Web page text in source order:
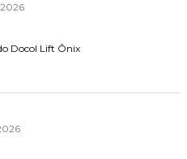
Docol Lift Ônix